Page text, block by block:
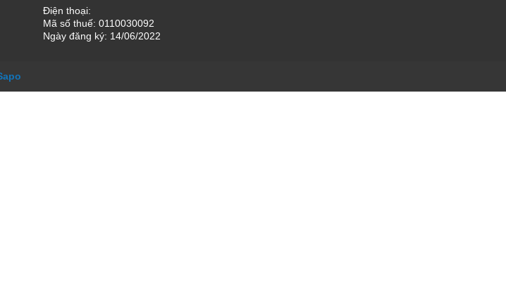
Điện thoại:
Mã số thuế: 0110030092
Ngày đăng ký: 14/06/2022